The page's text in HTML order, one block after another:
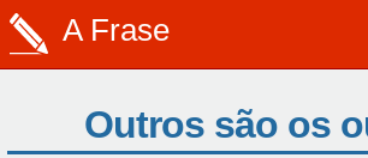
A Frase
Outros são os